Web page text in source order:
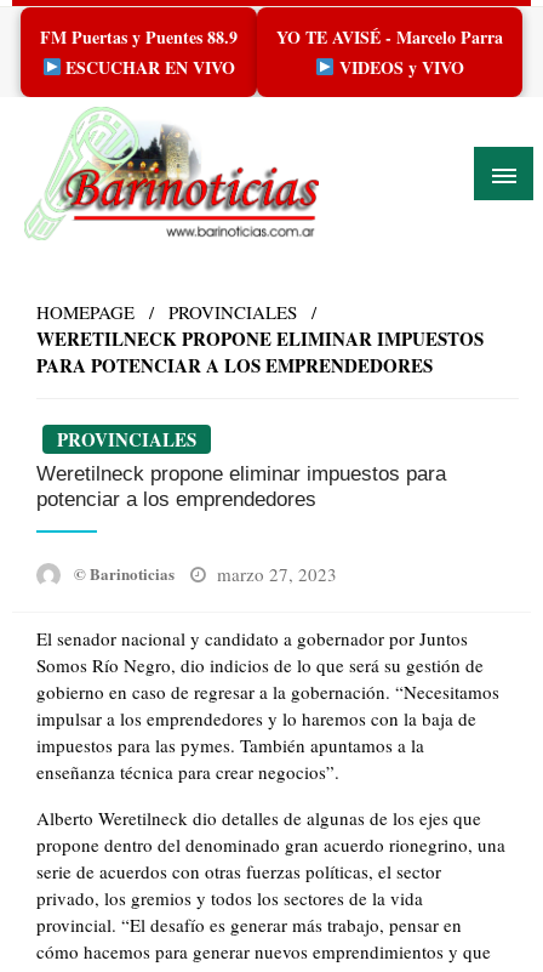
Skip
content
FM Puertas y Puentes 88.9
ESCUCHAR EN VIVO
YO TE AVISÉ - Marcelo Parra
VIDEOS y VIVO
HOMEPAGE PROVINCIALES
WERETILNECK PROPONE ELIMINAR IMPUESTOS
PARA POTENCIAR A LOS EMPRENDEDORES
PROVINCIALES
Weretilneck propone eliminar impuestos para
potenciar a los emprendedores
© Barinoticias
Posted
marzo 27, 2023
El senador nacional y candidato a gobernador por Juntos
Somos Río Negro, dio indicios de lo que será su gestión de
gobierno en caso de regresar a la gobernación. “Necesitamos
impulsar a los emprendedores y lo haremos con la baja de
impuestos para las pymes. También apuntamos a la
enseñanza técnica para crear negocios”.
Alberto Weretilneck dio detalles de algunas de los ejes que
propone dentro del denominado gran acuerdo rionegrino, una
serie de acuerdos con otras fuerzas políticas, el sector
privado, los gremios y todos los sectores de la vida
provincial. “El desafío es generar más trabajo, pensar en
cómo hacemos para generar nuevos emprendimientos y que